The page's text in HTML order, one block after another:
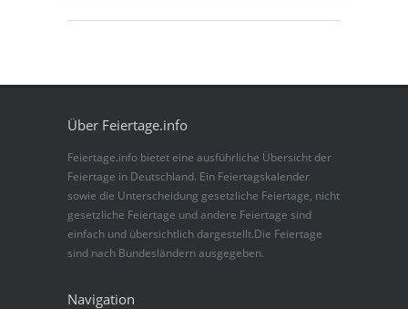
Über Feiertage.info
Feiertage.info bietet eine ausführliche Übersicht der
Feiertage in Deutschland. Ein Feiertagskalender
sowie die Unterscheidung gesetzliche Feiertage, nicht
gesetzliche Feiertage und andere Feiertage sind
einfach und übersichtlich dargestellt.Die Feiertage
sind nach Bundesländern ausgegeben.
Navigation